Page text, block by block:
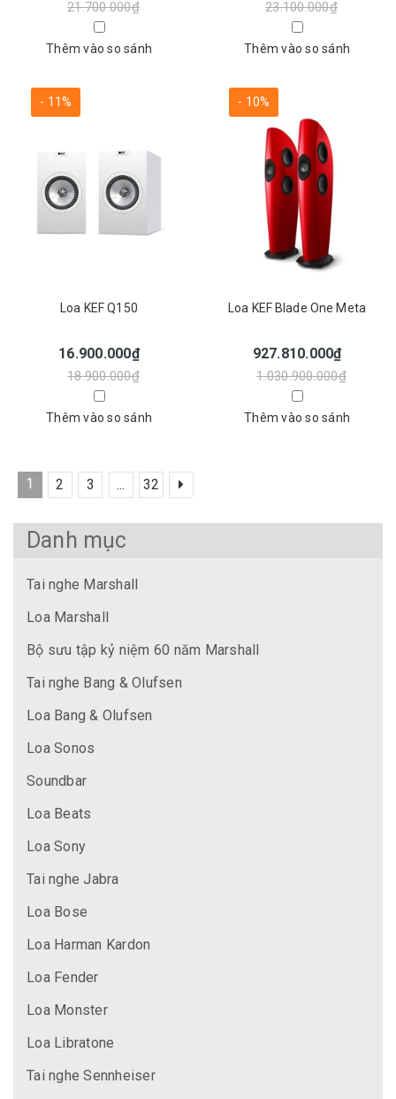
Danh mục
Tai nghe Marshall
Loa Marshall
Bộ sưu tập kỷ niệm 60 năm Marshall
Tai nghe Bang & Olufsen
Loa Bang & Olufsen
Loa Sonos
Soundbar
Loa Beats
Loa Sony
Tai nghe Jabra
Loa Bose
Loa Harman Kardon
Loa Fender
Loa Monster
Loa Libratone
Tai nghe Sennheiser
21.700.000₫
Thêm vào so sánh
23.100.000₫
Thêm vào so sánh
- 11%
Loa KEF Q150
16.900.000₫
18.900.000₫
Thêm vào so sánh
- 10%
Loa KEF Blade One Meta
927.810.000₫
1.030.900.000₫
Thêm vào so sánh
1 2 3 ... 32